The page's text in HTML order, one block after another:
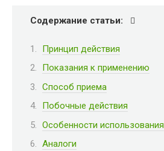
Содержание статьи:
Принцип действия
Показания к применению
Способ приема
Побочные действия
Особенности использования
Аналоги